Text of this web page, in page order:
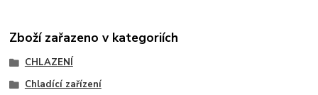
Zboží zařazeno v kategoriích
CHLAZENÍ
Chladící zařízení